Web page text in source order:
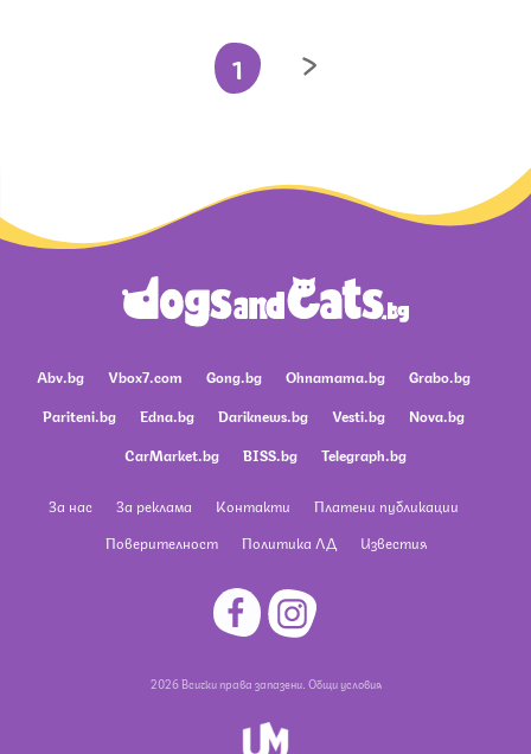
1
Abv.bg Vbox7.com Gong.bg Ohnamama.bg
Grabo.bg
Pariteni.bg
Edna.bg Dariknews.bg Vesti.bg
Nova.bg
CarMarket.bg
BISS.bg Telegraph.bg
За нас За реклама Контакти
Платени публикации
Поверителност
Политика ЛД Известия
2026 Всички права запазени. Общи условия